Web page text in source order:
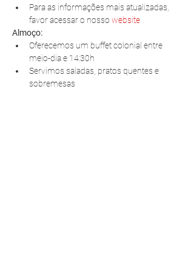
Para as informações mais atualizadas,
favor acessar o nosso website
Almoço:
Oferecemos um buffet colonial entre
meio-dia e 14:30h
Servimos saladas, pratos quentes e
sobremesas